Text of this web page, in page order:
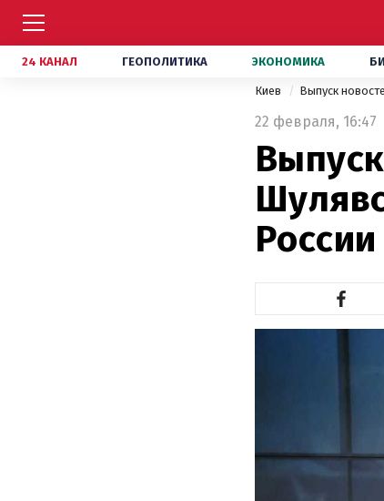
24 КАНАЛ ГЕОПОЛИТИКА ЭКОНОМИКА
Киев Выпуск
22 февраля, 16:47
России